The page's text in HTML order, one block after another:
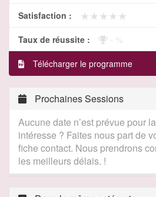
Satisfaction : ★★★★★
★★★★★
Taux de réussite : - %
Télécharger le programme
Prochaines Sessions
Aucune date n’est prévue pour
intéresse ? Faites nous part de
fiche contact. Nous prendrons
les meilleurs délais. !